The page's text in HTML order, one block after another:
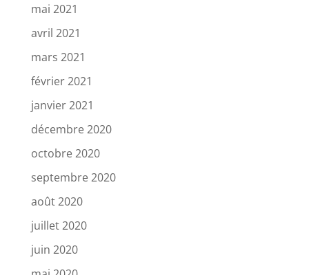
mai 2021
avril 2021
mars 2021
février 2021
janvier 2021
décembre 2020
octobre 2020
septembre 2020
août 2020
juillet 2020
juin 2020